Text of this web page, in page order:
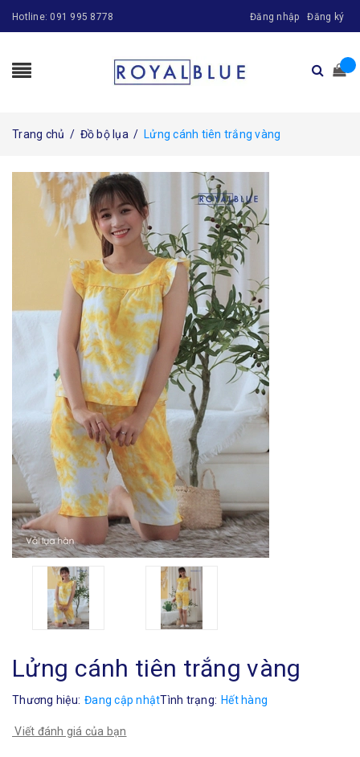
Hotline: 091 995 8778 Đăng nhập Đăng ký
Trang chủ / Đồ bộ lụa / Lửng cánh tiên trắng vàng
Lửng cánh tiên trắng vàng
Thương hiệu: Đang cập nhậtTình trạng: Hết hàng
Viết đánh giá của bạn